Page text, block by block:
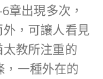
章出現多次，
，可讓人看見
教所注重的
，一種外在的